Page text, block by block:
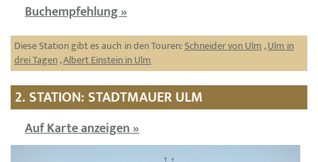
Buchempfehlung »
Diese Station gibt es auch in den Touren:Schneider von Ulm,Ulm in
drei Tagen,Albert Einstein in Ulm
2. STATION: STADTMAUER ULM
Auf Karte anzeigen »